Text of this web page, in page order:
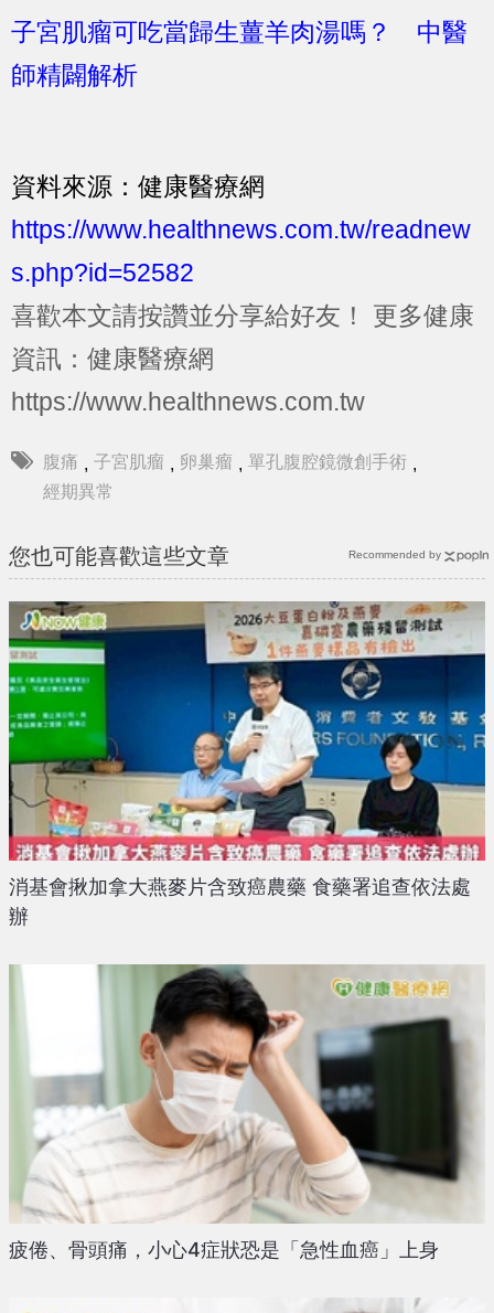
子宮肌瘤可吃當歸生薑羊肉湯嗎？ 中醫
師精闢解析
資料來源：健康醫療網
https://www.healthnews.com.tw/readnew
s.php?id=52582
喜歡本文請按讚並分享給好友！
更多健康
資訊：健康醫療網
https://www.healthnews.com.tw
腹痛 , 子宮肌瘤 , 卵巢瘤 , 單孔腹腔鏡微創手術 ,
經期異常
您也可能喜歡這些文章
消基會揪加拿大燕麥片含致癌農藥 食藥署追查依法處
辦
疲倦、骨頭痛，小心4症狀恐是「急性血癌」上身
Recommended by